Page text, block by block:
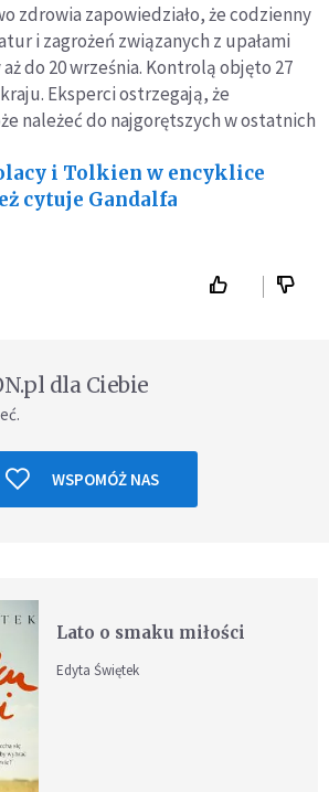
zdrowia zapowiedziało, że codzienny
i zagrożeń związanych z upałami
do 20 września. Kontrolą objęto 27
Eksperci ostrzegają, że
należeć do najgorętszych w ostatnich
i Tolkien w encyklice
cytuje Gandalfa
dla Ciebie
WSPOMÓŻ NAS
Lato o smaku miłości
Edyta Świętek